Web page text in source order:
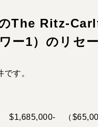
のThe Ritz-
ー1）のリセ
す。
（